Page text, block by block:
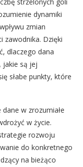
strzelonych goli
dynamiki
zmian
zawodnika. Dzięki
dlaczego dana
jakie są jej
słabe punkty, które
w zrozumiałe
w życie.
rozwoju
do konkretnego
na bieżąco